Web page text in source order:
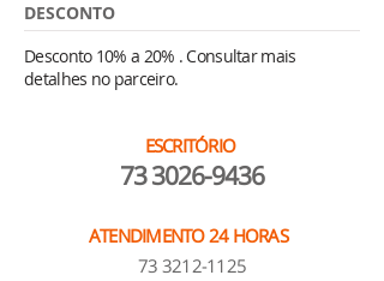
DESCONTO
Desconto 10% a 20% . Consultar mais
detalhes no parceiro.
ESCRITÓRIO
73 3026-9436
ATENDIMENTO 24 HORAS
73 3212-1125